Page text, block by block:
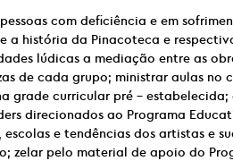
com deficiência e em
a história da Pinacoteca e
lúdicas a mediação entre as
de cada grupo; ministrar aulas no
grade curricular pré – estabelecida;
direcionados ao Programa
e tendências dos artistas e
zelar pelo material de apoio do